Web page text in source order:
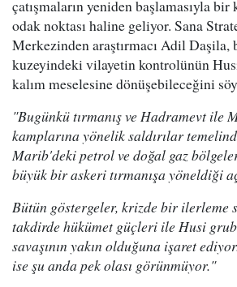
çatışmaların yeniden başlamasıyla bir
odak noktası haline geliyor. Sana
Merkezinden araştırmacı Adil
kuzeyindeki vilayetin kontrolünün
kalım meselesine dönüşebileceğini
"Bugünkü tırmanış ve Hadramevt ile
kamplarına yönelik saldırılar
Marib'deki petrol ve doğal gaz
büyük bir askeri tırmanışa yöneldiği
Bütün göstergeler, krizde bir ilerleme
takdirde hükümet güçleri ile Husi
savaşının yakın olduğuna işaret
ise şu anda pek olası görünmüyor."